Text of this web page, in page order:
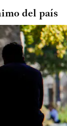
del país